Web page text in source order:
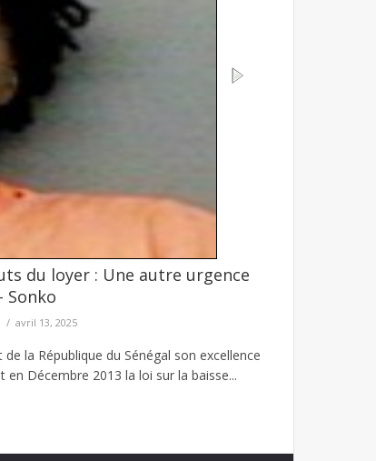
à Kédougou
et pratiques assimilées (DNLT) a ...
du loyer : Une autre urgence
Sonko
avril 13, 2025
la République du Sénégal son excellence
en Décembre 2013 la loi sur la baisse...